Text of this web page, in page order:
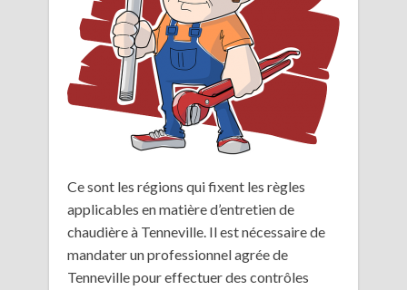
Ce sont les régions qui fixent les règles
applicables en matière d’entretien de
chaudière à Tenneville. Il est nécessaire de
mandater un professionnel agrée de
Tenneville pour effectuer des contrôles